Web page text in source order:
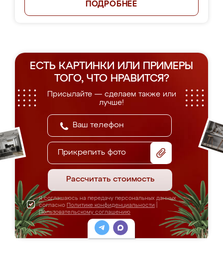
ПОДРОБНЕЕ
ЕСТЬ КАРТИНКИ ИЛИ ПРИМЕРЫ
ТОГО, ЧТО НРАВИТСЯ?
Присылайте — сделаем также или
лучше!
Прикрепить фото
Рассчитать стоимость
Я соглашаюсь на передачу персональных данных
согласно Политике конфиденциальности
Пользовательскому соглашению